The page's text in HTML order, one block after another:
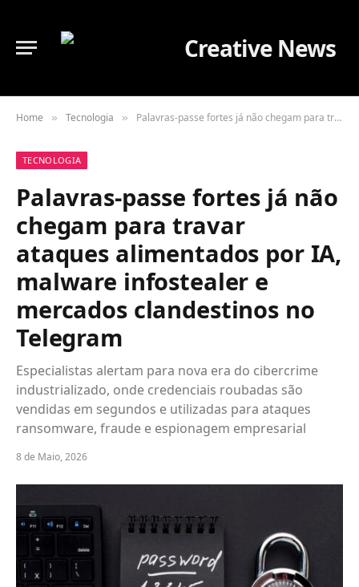
Home » Tecnologia » Palavras-passe fortes já não chegam para travar ataques alimentados por IA, malware infostealer e mercados clandestinos no Telegram
TECNOLOGIA
Palavras-passe fortes já não
chegam para travar
ataques alimentados por IA,
malware infostealer e
mercados clandestinos no
Telegram
Especialistas alertam para nova era do cibercrime
industrializado, onde credenciais roubadas são
vendidas em segundos e utilizadas para ataques
ransomware, fraude e espionagem empresarial
8 de Maio, 2026